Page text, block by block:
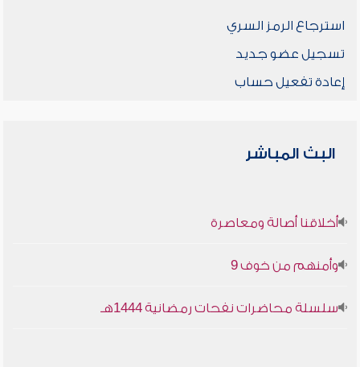
استرجاع الرمز السري
تسجيل عضو جديد
إعادة تفعيل حساب
البث المباشر
أخلاقنا أصالة ومعاصرة
وأمنهم من خوف 9
سلسلة محاضرات نفحات رمضانية 1444هـ